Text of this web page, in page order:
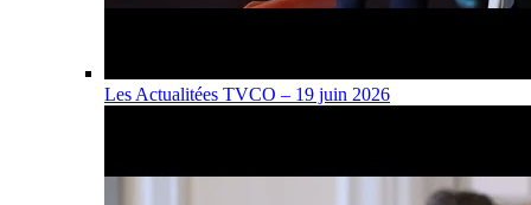
Les Actualitées TVCO – 19 juin 2026